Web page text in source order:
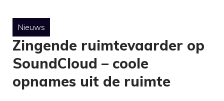
Nieuws
Zingende ruimtevaarder op
SoundCloud – coole
opnames uit de ruimte